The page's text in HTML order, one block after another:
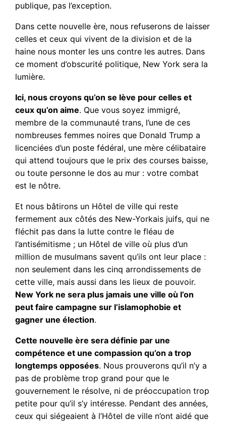
publique, pas l’exception.
Dans cette nouvelle ère, nous refuserons de laisser
celles et ceux qui vivent de la division et de la
haine nous monter les uns contre les autres. Dans
ce moment d’obscurité politique, New York sera la
lumière.
Ici, nous croyons qu’on se lève pour celles et
ceux qu’on aime. Que vous soyez immigré,
membre de la communauté trans, l’une de ces
nombreuses femmes noires que Donald Trump a
licenciées d’un poste fédéral, une mère célibataire
qui attend toujours que le prix des courses baisse,
ou toute personne le dos au mur : votre combat
est le nôtre.
Et nous bâtirons un Hôtel de ville qui reste
fermement aux côtés des New-Yorkais juifs, qui ne
fléchit pas dans la lutte contre le fléau de
l’antisémitisme ; un Hôtel de ville où plus d’un
million de musulmans savent qu’ils ont leur place :
non seulement dans les cinq arrondissements de
cette ville, mais aussi dans les lieux de pouvoir.
New York ne sera plus jamais une ville où l’on
peut faire campagne sur l’islamophobie et
gagner une élection.
Cette nouvelle ère sera définie par une
compétence et une compassion qu’on a trop
longtemps opposées. Nous prouverons qu’il n’y a
pas de problème trop grand pour que le
gouvernement le résolve, ni de préoccupation trop
petite pour qu’il s’y intéresse. Pendant des années,
ceux qui siégeaient à l’Hôtel de ville n’ont aidé que